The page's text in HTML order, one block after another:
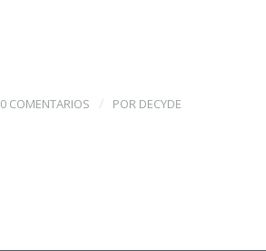
0 COMENTARIOS / POR DECYDE